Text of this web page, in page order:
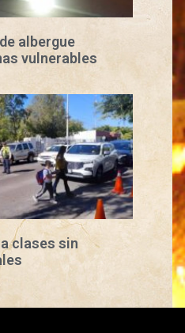
albergue
vulnerables
clases sin